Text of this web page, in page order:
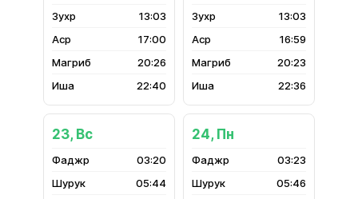
13:03
17:00
20:26
22:40
13:03
16:59
20:23
22:36
23, Вс
03:20
05:44
24, Пн
03:23
05:46